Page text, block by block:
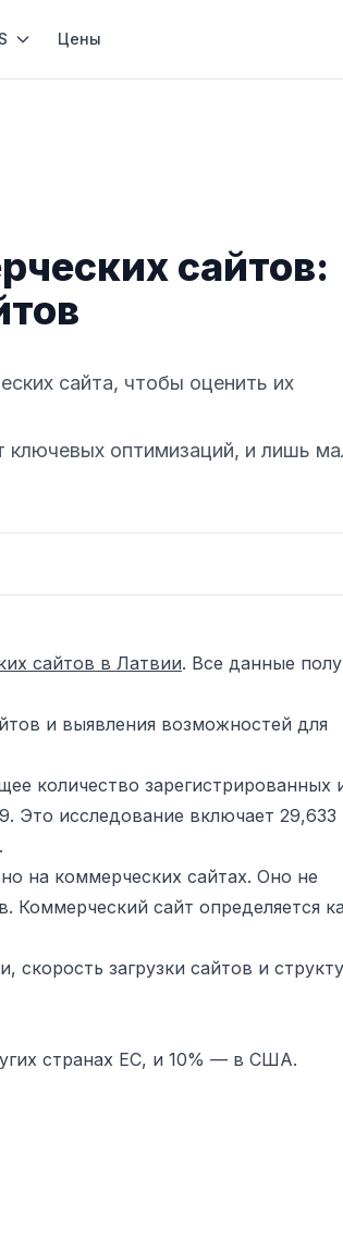
Цены
сайтов:
сайта, чтобы оценить их
оптимизаций, и лишь
сайтов в Латвии. Все данные
и выявления возможностей для
количество зарегистрированных
Это исследование включает 29,633
на коммерческих сайтах. Оно не
Коммерческий сайт определяется
загрузки сайтов и
странах ЕС, и 10% — в США.